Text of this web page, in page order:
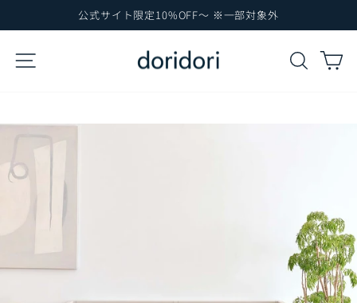
ン
プ
ス
イ
ド
公式サイト限定10%OFF～ ※一部対象外
サイトナビゲーション 検索